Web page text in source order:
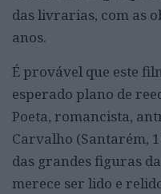
das livrarias, com as
anos.
É provável que este
esperado plano de
Poeta, romancista,
Carvalho (Santarém,
das grandes figuras
merece ser lido e